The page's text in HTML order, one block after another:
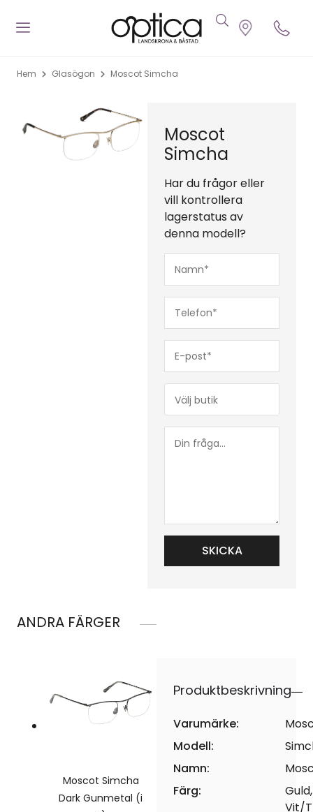
Hem Glasögon Moscot Simcha
Moscot
Simcha
Har du frågor eller
vill kontrollera
lagerstatus av
denna modell?
post*
(Obligatoriskt)
(Obligatoriskt)
fråga...
ANDRA FÄRGER
Moscot Simcha
Dark Gunmetal (i
Produktbeskrivning
Varumärke:
Modell:
Namn:
Färg:
Guld,
Vit/